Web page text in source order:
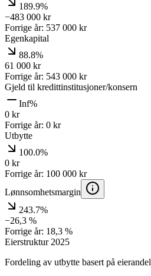
189.9%
−483 000 kr
Forrige år: 537 000 kr
Egenkapital
88.8%
61 000 kr
Forrige år: 543 000 kr
Gjeld til kredittinstitusjoner/konsern
Inf%
0 kr
Forrige år: 0 kr
Utbytte
100.0%
0 kr
Forrige år: 100 000 kr
Lønnsomhetsmargin
243.7%
−26,3 %
Forrige år: 18,3 %
Eierstruktur 2025
Fordeling av utbytte basert på eierandel